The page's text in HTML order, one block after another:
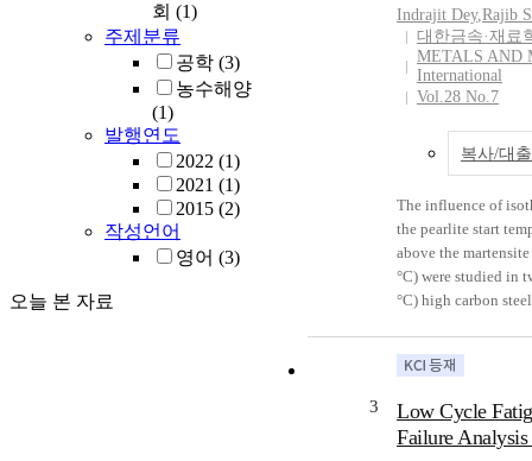
회 (1)
주제분류
공학 (3)
농수해양
(1)
발행연도
2022 (1)
2021 (1)
2015 (2)
작성언어
영어 (3)
오늘 본 자료
SSI. However, in
raft and that of pile
length of pile plays
regulating this
model
moderately stiff
shear may
stiffness of raft and
furthermore stiffer
effect. Outcome of
piles.
Indrajit Dey,Rajib
대한금속·재료
METALS AND
International
Vol.28 No.7
복사/대
The influence of
the pearlite start
above the
°C) were studied in
°C) high carbon
microscopy
(HRTEM) were
microstructural
3
Low Cycle
Failure